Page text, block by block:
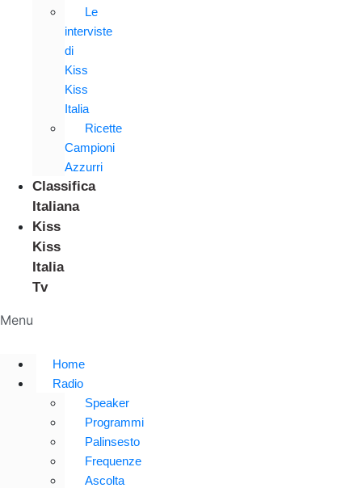
Le
interviste
di
Kiss
Kiss
Italia
Ricette
Campioni
Azzurri
Classifica
Italiana
Kiss
Kiss
Italia
Tv
Menu
Home
Radio
Speaker
Programmi
Palinsesto
Frequenze
Ascolta